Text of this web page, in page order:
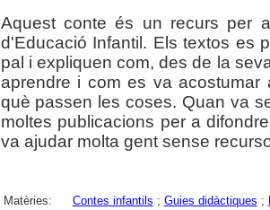
Aquest conte és un recurs per
d'Educació Infantil. Els textos es
pal i expliquen com, des de la
aprendre i com es va
què passen les coses. Quan va
moltes publicacions per a
va ajudar molta gent sense
Matèries: Contes infantils ; Guies didàctiques ;